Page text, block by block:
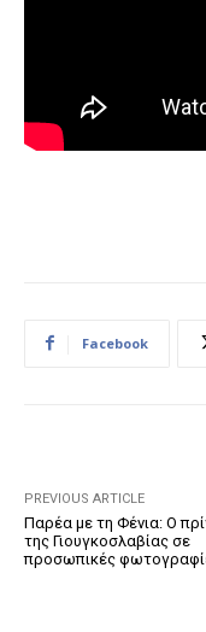
Facebook
PREVIOUS ARTICLE
Παρέα με τη Φένια: Ο
της Γιουγκοσλαβίας σε
προσωπικές